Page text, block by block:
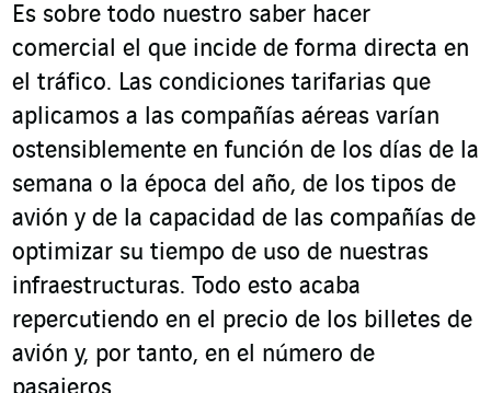
Es sobre todo nuestro saber hacer
comercial el que incide de forma directa en
el tráfico. Las condiciones tarifarias que
aplicamos a las compañías aéreas varían
ostensiblemente en función de los días de la
semana o la época del año, de los tipos de
avión y de la capacidad de las compañías de
optimizar su tiempo de uso de nuestras
infraestructuras. Todo esto acaba
repercutiendo en el precio de los billetes de
avión y, por tanto, en el número de